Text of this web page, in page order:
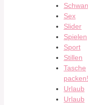
Sex
Slider
Spielen
Sport
Stillen
Tasche
packen!
Urlaub
Urlaub